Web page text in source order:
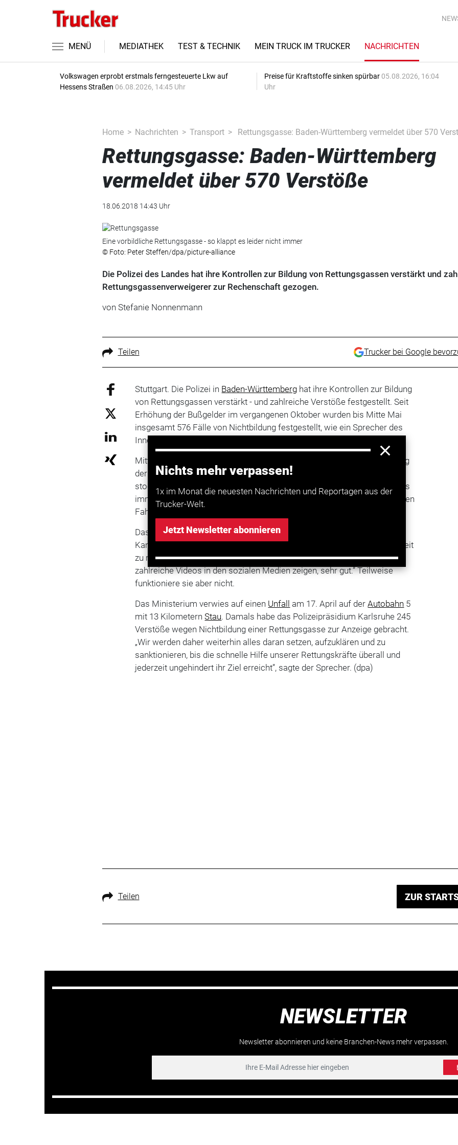
MENÜ MEDIATHEK TEST & TECHNIK MEIN TRUCK IM TRUCKER NACHRICHTEN
Volkswagen erprobt erstmals ferngesteuerte Lkw auf
Hessens Straßen 06.08.2026, 14:45 Uhr
Preise für Kraftstoffe sinken spürbar 05.08.2026, 16:04
Uhr
Home Nachrichten Transport Rettungsgasse: Baden-Württemberg vermeldet über 570
Rettungsgasse: Baden-Württemberg
vermeldet über 570 Verstöße
18.06.2018 14:43 Uhr
Eine vorbildliche Rettungsgasse - so klappt es leider nicht immer
© Foto: Peter Steffen/dpa/picture-alliance
Die Polizei des Landes hat ihre Kontrollen zur Bildung von Rettungsgassen verstärkt und
Rettungsgassenverweigerer zur Rechenschaft gezogen.
von Stefanie Nonnenmann
Teilen Trucker bei Google
Nichts mehr verpassen!
1x im Monat die neuesten Nachrichten und Reportagen aus der
Trucker-Welt.
Jetzt Newsletter abonnieren
Stuttgart. Die Polizei in Baden-Württemberg hat ihre Kontrollen zur Bildung
von Rettungsgassen verstärkt - und zahlreiche Verstöße festgestellt. Seit
Erhöhung der Bußgelder im vergangenen Oktober wurden bis Mitte Mai
insgesamt 576 Fälle von Nichtbildung festgestellt, wie ein Sprecher des
Innenministeriums in Stuttgart mitteilte.
Mitte Februar hatte das Innenministerium eine Infokampagne zur Bildung
der Gasse für Rettungsfahrzeuge gestartet. Autofahrer sind schon bei
stockendem Verkehr verpflichtet, eine Rettungsgasse zu bilden. Sie muss
immer zwischen dem äußersten linken und dem rechts daneben liegenden
Fahrstreifen entstehen.
Das Innenministerium zog eine weitgehend positive Zwischenbilanz der
Kampagne. Es sei gelungen, dieses Thema in den Fokus der Öffentlichkeit
zu rücken. „Teilweise funktioniert die Rettungsgassenbildung, wie uns
zahlreiche Videos in den sozialen Medien zeigen, sehr gut.” Teilweise
funktioniere sie aber nicht.
Das Ministerium verwies auf einen Unfall am 17. April auf derAutobahn 5
mit 13 KilometernStau. Damals habe das Polizeipräsidium Karlsruhe 245
Verstöße wegen Nichtbildung einer Rettungsgasse zur Anzeige gebracht.
„Wir werden daher weiterhin alles daran setzen, aufzuklären und zu
sanktionieren, bis die schnelle Hilfe unserer Rettungskräfte überall und
jederzeit ungehindert ihr Ziel erreicht”, sagte der Sprecher. (dpa)
Teilen ZUR
NEWSLETTER
Newsletter abonnieren und keine Branchen-News mehr verpassen.